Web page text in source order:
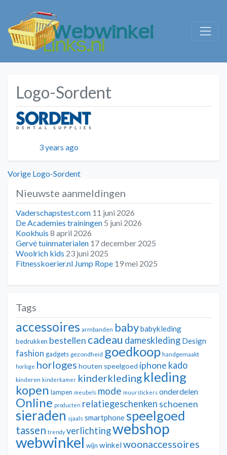
Logo-Sordent
Geplaatst
3 years ago
Bericht
navigatie
Vorige Vorig
Logo-Sordent
Nieuwste aanmeldingen
Vaderschapstest.com 11 juni 2026
De Academies trainingen 5 juni 2026
Kookhuis 8 april 2026
Gervé tuinmaterialen 17 december 2025
Woolrich kids 23 juni 2025
Fitnesskoerier.nl Jump Rope 19 mei 2025
Tags
accessoires armbanden babybabykleding
bedrukken bestellen cadeau dameskleding Design
fashion gadgets gezondheid goedkoop handgemaakt
horloge horloges houten speelgoed iphone kado
kinderen kinderkamer kinderkleding kleding
kopen lampen meubels mode muurstickers onderdelen
Online producten relatiegeschenken schoenen
sieraden sjaals smartphonespeelgoed
tassen trendy verlichtingwebshop
webwinkel wijn winkelwoonaccessoires